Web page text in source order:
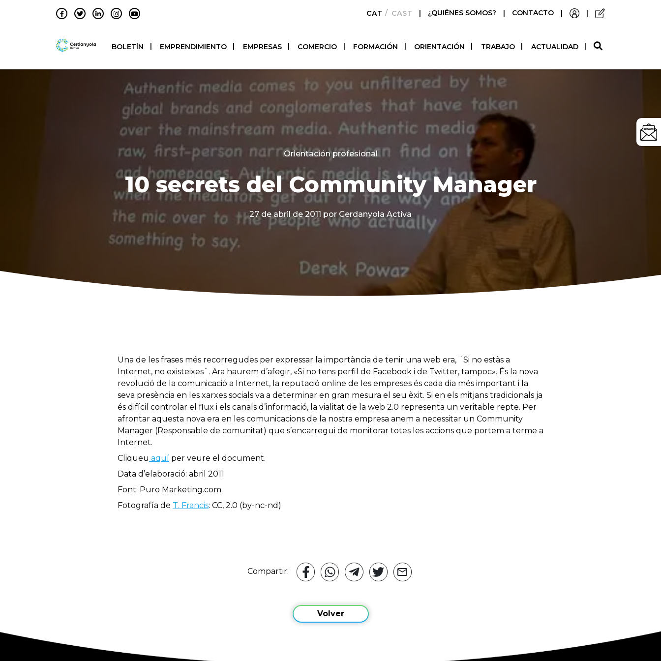
CATALÀCASTELLANO
| ¿QUIÉNES SOMOS? | CONTACTO | |
BOLETÍN EMPRENDIMIENTO EMPRESAS COMERCIO FORMACIÓN ORIENTACIÓN TRABAJO ACTUALIDAD
Categories
Orientación profesional
10 secrets del Community Manager
27 de abril de 2011 por Cerdanyola Activa
Una de les frases més recorregudes per expressar la importància de tenir una web era, ¨Si no estàs a
Internet, no existeixes¨. Ara haurem d’afegir, «Si no tens perfil de Facebook i de Twitter, tampoc». És la nova
revolució de la comunicació a Internet, la reputació online de les empreses és cada dia més important i la
seva presència en les xarxes socials va a determinar en gran mesura el seu èxit. Si en els mitjans tradicionals ja
és difícil controlar el flux i els canals d’informació, la vialitat de la web 2.0 representa un veritable repte. Per
afrontar aquesta nova era en les comunicacions de la nostra empresa anem a necessitar un Community
Manager (Responsable de comunitat) que s’encarregui de monitorar totes les accions que portem a terme a
Internet.
Cliqueu aquí per veure el document.
Data d’elaboració: abril 2011
Font: Puro Marketing.com
Fotografía de T. Francis: CC, 2.0 (by-nc-nd)
Compartir:
Volver